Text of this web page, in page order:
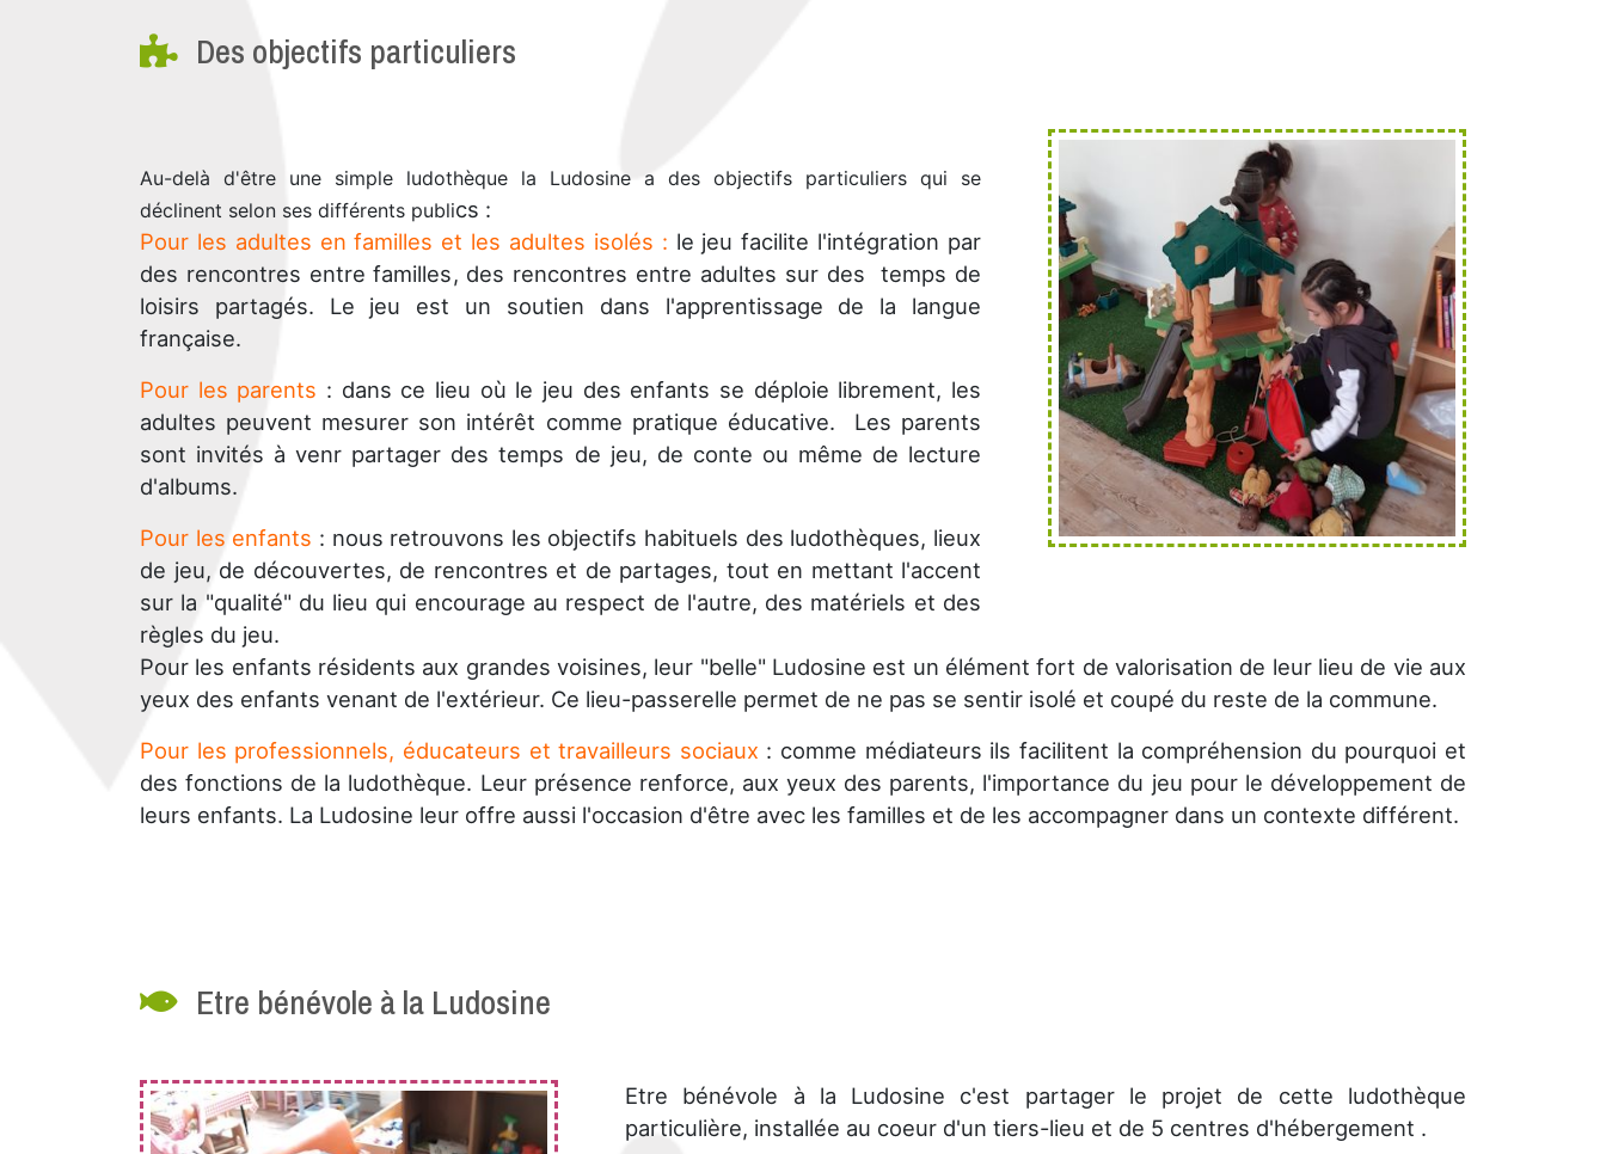
Des objectifs particuliers
Au-delà d'être une simple ludothèque la Ludosine a des objectifs particuliers qui se
déclinent selon ses différents publics :
Pour les adultes en familles et les adultes isolés : le jeu facilite l'intégration par
des rencontres entre familles, des rencontres entre adultes sur des temps de
loisirs partagés. Le jeu est un soutien dans l'apprentissage de la langue
française.
Pour les parents : dans ce lieu où le jeu des enfants se déploie librement, les
adultes peuvent mesurer son intérêt comme pratique éducative. Les parents
sont invités à venr partager des temps de jeu, de conte ou même de lecture
d'albums.
Pour les enfants : nous retrouvons les objectifs habituels des ludothèques, lieux
de jeu, de découvertes, de rencontres et de partages, tout en mettant l'accent
sur la "qualité" du lieu qui encourage au respect de l'autre, des matériels et des
règles du jeu.
Pour les enfants résidents aux grandes voisines, leur "belle" Ludosine est un élément fort de valorisation de leur lieu de vie aux
yeux des enfants venant de l'extérieur. Ce lieu-passerelle permet de ne pas se sentir isolé et coupé du reste de la commune.
Pour les professionnels, éducateurs et travailleurs sociaux : comme médiateurs ils facilitent la compréhension du pourquoi et
des fonctions de la ludothèque. Leur présence renforce, aux yeux des parents, l'importance du jeu pour le développement de
leurs enfants. La Ludosine leur offre aussi l'occasion d'être avec les familles et de les accompagner dans un contexte différent.
Etre bénévole à la Ludosine
Etre bénévole à la Ludosine c'est partager le projet de cette ludothèque
particulière, installée au coeur d'un tiers-lieu et de 5 centres d'hébergement .